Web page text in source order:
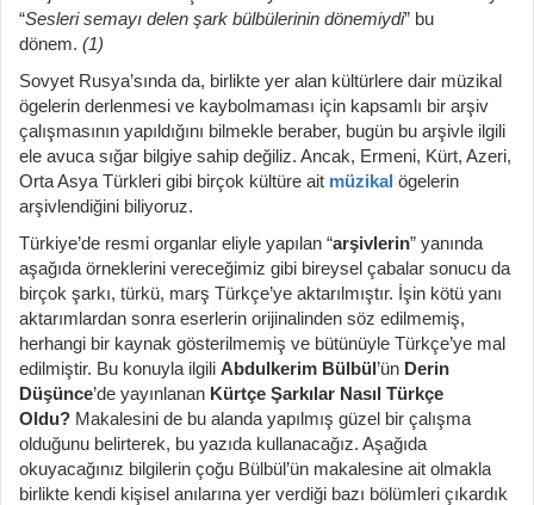
“Sesleri semayı delen şark bülbülerinin dönemiydi” bu
dönem. (1)
Sovyet Rusya’sında da, birlikte yer alan kültürlere dair müzikal
ögelerin derlenmesi ve kaybolmaması için kapsamlı bir arşiv
çalışmasının yapıldığını bilmekle beraber, bugün bu arşivle ilgili
ele avuca sığar bilgiye sahip değiliz. Ancak, Ermeni, Kürt, Azeri,
Orta Asya Türkleri gibi birçok kültüre ait müzikal ögelerin
arşivlendiğini biliyoruz.
Türkiye’de resmi organlar eliyle yapılan “arşivlerin” yanında
aşağıda örneklerini vereceğimiz gibi bireysel çabalar sonucu da
birçok şarkı, türkü, marş Türkçe’ye aktarılmıştır. İşin kötü yanı
aktarımlardan sonra eserlerin orijinalinden söz edilmemiş,
herhangi bir kaynak gösterilmemiş ve bütünüyle Türkçe’ye mal
edilmiştir. Bu konuyla ilgili Abdulkerim Bülbül’ün Derin
Düşünce’de yayınlanan Kürtçe Şarkılar Nasıl Türkçe
Oldu? Makalesini de bu alanda yapılmış güzel bir çalışma
olduğunu belirterek, bu yazıda kullanacağız. Aşağıda
okuyacağınız bilgilerin çoğu Bülbül’ün makalesine ait olmakla
birlikte kendi kişisel anılarına yer verdiği bazı bölümleri çıkardık